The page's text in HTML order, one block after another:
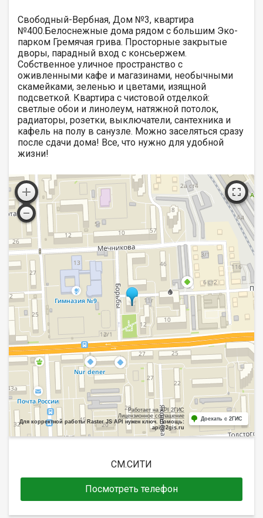
Свободный-Вербная, Дом №3, квартира
№400.Белоснежные дома рядом с большим Эко-
парком Гремячая грива. Просторные закрытые
дворы, парадный вход с консьержем.
Собственное уличное пространство с
оживленными кафе и магазинами, необычными
скамейками, зеленью и цветами, изящной
подсветкой. Квартира с чистовой отделкой:
светлые обои и линолеум, натяжной потолок,
радиаторы, розетки, выключатели, сантехника и
кафель на полу в санузле. Можно заселяться сразу
после сдачи дома! Все, что нужно для удобной
жизни!
Работает на API 2ГИС
Лицензионное соглашение
Для корректной работы Raster JS API нужен ключ. Помощь:
api@2gis.ru
Доехать с 2ГИС
СМ.СИТИ
Посмотреть телефон